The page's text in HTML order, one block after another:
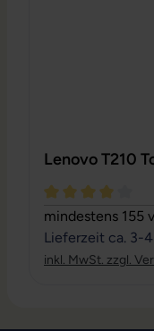
Lenovo T210
mindestens 155
Lieferzeit ca. 3-
inkl. MwSt. zzgl.